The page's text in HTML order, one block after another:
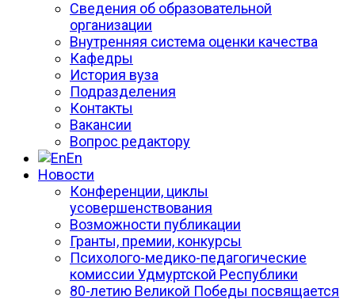
Сведения об образовательной
организации
Внутренняя система оценки качества
Кафедры
История вуза
Подразделения
Контакты
Вакансии
Вопрос редактору
En
Новости
Конференции, циклы
усовершенствования
Возможности публикации
Гранты, премии, конкурсы
Психолого-медико-педагогические
комиссии Удмуртской Республики
80-летию Великой Победы посвящается